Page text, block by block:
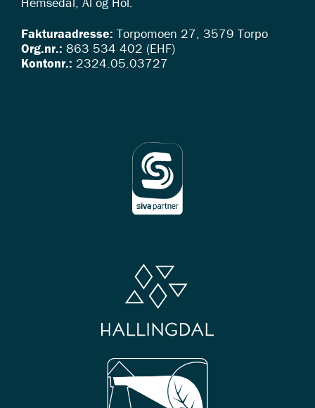
Fakturaadresse: Torpomoen 27, 3579 Torpo
Org.nr.: 863 534 402 (EHF)
Kontonr.: 2324.05.03727